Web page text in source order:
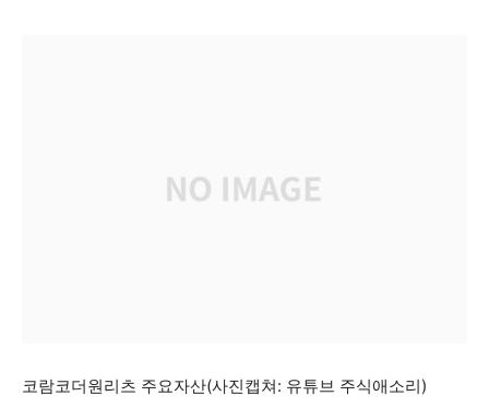
코람코더원리츠 주요자산(사진캡쳐: 유튜브 주식애소리)